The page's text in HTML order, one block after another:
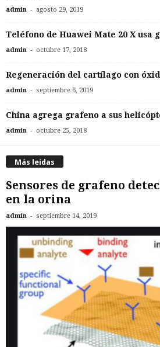
admin - agosto 29, 2019
Teléfono de Huawei Mate 20 X usa
admin - octubre 17, 2018
Regeneración del cartílago con
admin - septiembre 6, 2019
China agrega grafeno a sus
admin - octubre 25, 2018
Más leídas
Sensores de grafeno
en la orina
admin - septiembre 14, 2019